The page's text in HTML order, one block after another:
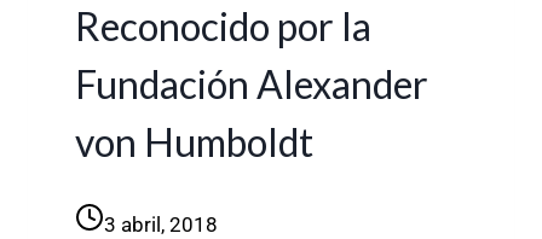
Reconocido por la
Fundación Alexander
von Humboldt
3 abril, 2018